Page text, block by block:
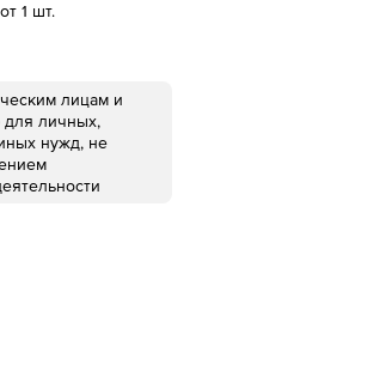
1 шт.
лицам и
личных,
нужд, не